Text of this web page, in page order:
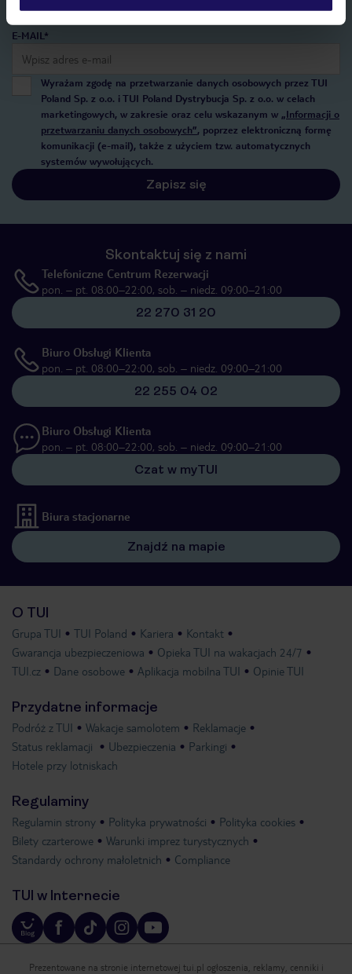
E-MAIL*
Wyrażam zgodę na przetwarzanie danych osobowych przez TUI
Poland Sp. z o.o. i TUI Poland Dystrybucja Sp. z o.o. w celach
marketingowych, w zakresie oraz celu wskazanym w „Informacji o
przetwarzaniu danych osobowych”, poprzez elektroniczną formę
komunikacji (e-mail), także z użyciem tzw. automatycznych
systemów wywołujących.
Zapisz się
Skontaktuj się z nami
Telefoniczne Centrum Rezerwacji
pon. – pt. 08:00–22:00, sob. – niedz. 09:00–21:00
22 270 31 20
Biuro Obsługi Klienta
pon. – pt. 08:00–22:00, sob. – niedz. 09:00–21:00
22 255 04 02
Biuro Obsługi Klienta
pon. – pt. 08:00–22:00, sob. – niedz. 09:00–21:00
Czat w myTUI
Biura stacjonarne
Znajdź na mapie
O TUI
Grupa TUI TUI Poland Kariera
Kontakt
Gwarancja ubezpieczeniowa
Opieka TUI na wakacjach 24/7
TUI.cz
Dane osobowe Aplikacja mobilna TUI Opinie TUI
Przydatne informacje
Podróż z TUI Wakacje samolotem
Reklamacje
Status reklamacji
Ubezpieczenia
Parkingi
Hotele przy lotniskach
Regulaminy
Regulamin strony Polityka prywatności
Polityka cookies
Bilety czarterowe
Warunki imprez turystycznych
Standardy ochrony małoletnich
Compliance
TUI w Internecie
Prezentowane na stronie internetowej tui.pl ogłoszenia, reklamy, cenniki i